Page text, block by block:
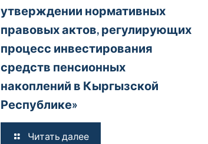
утверждении нормативных
правовых актов, регулирующих
процесс инвестирования
средств пенсионных
накоплений в Кыргызской
Республике»
Читать далее